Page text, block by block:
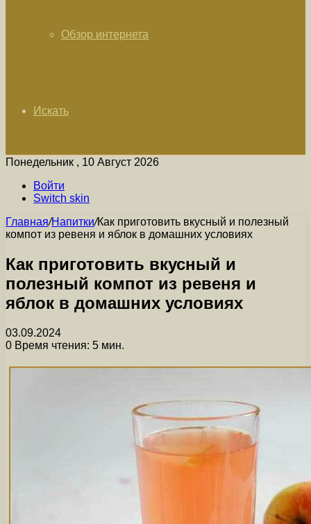
Обзор интернета
Искать
Понедельник , 10 Август 2026
Войти
Switch skin
Главная/Напитки/Как приготовить вкусный и полезный
компот из ревеня и яблок в домашних условиях
Как приготовить вкусный и
полезный компот из ревеня и
яблок в домашних условиях
03.09.2024
0 Время чтения: 5 мин.